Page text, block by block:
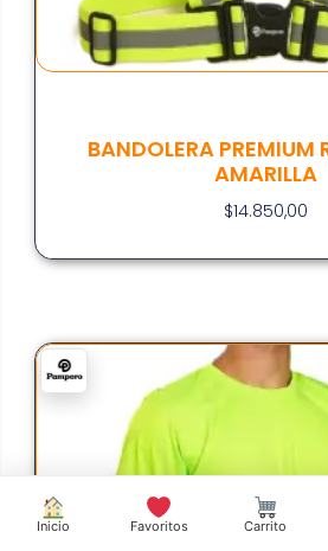
BANDOLERA PREMIUM
AMARILLA
$14.850,00
Inicio Favoritos Carrito